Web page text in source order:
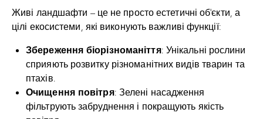
Живі ландшафти – це не просто естетичні об’єкти, а
цілі екосистеми, які виконують важливі функції:
Збереження біорізноманіття: Унікальні рослини
сприяють розвитку різноманітних видів тварин та
птахів.
Очищення повітря: Зелені насадження
фільтрують забруднення і покращують якість